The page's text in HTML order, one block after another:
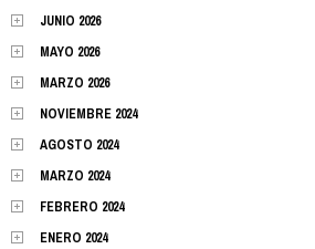
JUNIO 2026
MAYO 2026
MARZO 2026
NOVIEMBRE 2024
AGOSTO 2024
MARZO 2024
FEBRERO 2024
ENERO 2024